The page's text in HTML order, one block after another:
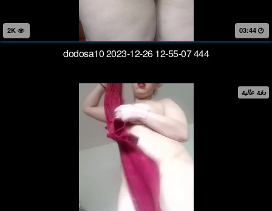
03:44
dodosa10 2023-12-26 12-55-07 444
دقة عالية